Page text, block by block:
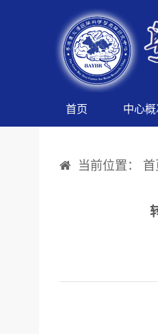
首页 中心
当前位置： 首